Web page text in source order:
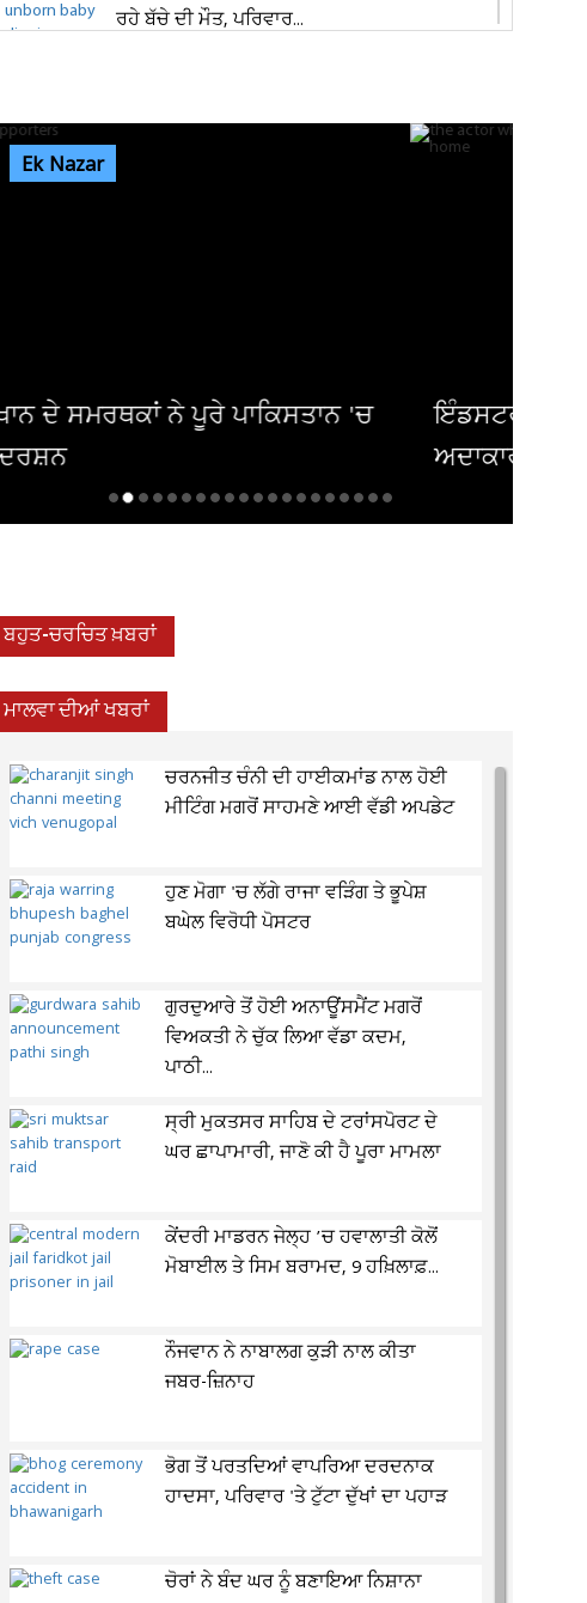
ਰਹੇ ਬੱਚੇ ਦੀ ਮੌਤ, ਪਰਿਵਾਰ...
Ek Nazar
ਇੰਡਸਟਰੀ ਨੂੰ 100 ਤੋਂ ਵੱਧ ਹਿੱਟ ਫਿਲਮਾਂ ਦੇ ਚੁੱਕੇ
ਅਦਾਕਾਰ ਦਾ ਹੋਇਆ ਬੁਰਾ ਹਾਲ...
ਬਹੁਤ-ਚਰਚਿਤ ਖ਼ਬਰਾਂ
ਮਾਲਵਾ ਦੀਆਂ ਖਬਰਾਂ
ਚਰਨਜੀਤ ਚੰਨੀ ਦੀ ਹਾਈਕਮਾਂਡ ਨਾਲ ਹੋਈ
ਮੀਟਿੰਗ ਮਗਰੋਂ ਸਾਹਮਣੇ ਆਈ ਵੱਡੀ ਅਪਡੇਟ
ਹੁਣ ਮੋਗਾ 'ਚ ਲੱਗੇ ਰਾਜਾ ਵੜਿੰਗ ਤੇ ਭੂਪੇਸ਼
ਬਘੇਲ ਵਿਰੋਧੀ ਪੋਸਟਰ
ਗੁਰਦੁਆਰੇ ਤੋਂ ਹੋਈ ਅਨਾਊਂਸਮੈਂਟ ਮਗਰੋਂ
ਵਿਅਕਤੀ ਨੇ ਚੁੱਕ ਲਿਆ ਵੱਡਾ ਕਦਮ,
ਪਾਠੀ...
ਸ੍ਰੀ ਮੁਕਤਸਰ ਸਾਹਿਬ ਦੇ ਟਰਾਂਸਪੋਰਟ ਦੇ
ਘਰ ਛਾਪਾਮਾਰੀ, ਜਾਣੋ ਕੀ ਹੈ ਪੂਰਾ ਮਾਮਲਾ
ਕੇਂਦਰੀ ਮਾਡਰਨ ਜੇਲ੍ਹ ’ਚ ਹਵਾਲਾਤੀ ਕੋਲੋਂ
ਮੋਬਾਈਲ ਤੇ ਸਿਮ ਬਰਾਮਦ, 9 ਹਖ਼ਿਲਾਫ਼...
ਨੌਜਵਾਨ ਨੇ ਨਾਬਾਲਗ ਕੁੜੀ ਨਾਲ ਕੀਤਾ
ਜਬਰ-ਜ਼ਿਨਾਹ
ਭੋਗ ਤੋਂ ਪਰਤਦਿਆਂ ਵਾਪਰਿਆ ਦਰਦਨਾਕ
ਹਾਦਸਾ, ਪਰਿਵਾਰ 'ਤੇ ਟੁੱਟਾ ਦੁੱਖਾਂ ਦਾ ਪਹਾੜ
ਚੋਰਾਂ ਨੇ ਬੰਦ ਘਰ ਨੂੰ ਬਣਾਇਆ ਨਿਸ਼ਾਨਾ